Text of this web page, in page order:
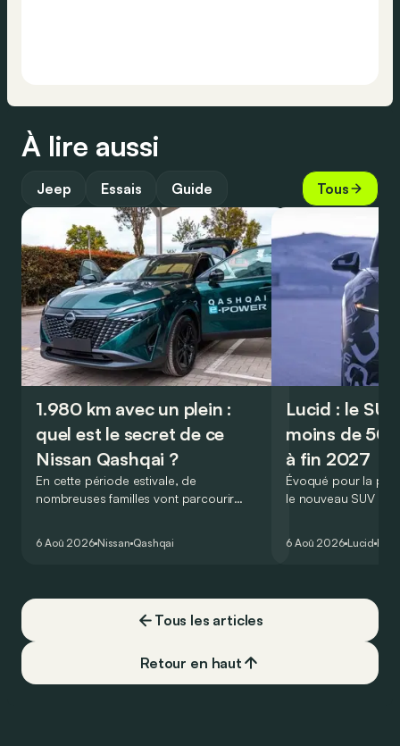
À lire aussi
Jeep Essais Guide Tous
1.980 km avec un plein :
quel est le secret de ce
Nissan Qashqai ?
En cette période estivale, de
nombreuses familles vont parcourir
Qashqai e-Power, il serait possible de
6 Aoû 2026 Nissan Qashqai
Lucid : le
moins de
à fin 2027
Évoqué pour la
le nouveau SUV
l’année 2026.
6 Aoû 2026 Lucid
Tous les articles
Retour en haut